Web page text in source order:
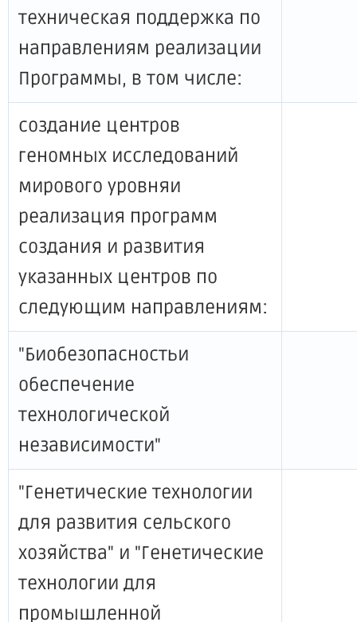
техническая поддержка по
направлениям реализации
Программы, в том числе:
создание центров
геномных исследований
мирового уровняи
реализация программ
создания и развития
указанных центров по
следующим направлениям:
"Биобезопасностьи
обеспечение
технологической
независимости"
"Генетические технологии
для развития сельского
хозяйства" и "Генетические
технологии для
промышленной